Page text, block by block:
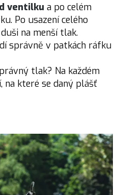
ventilku a po celém
Po usazení celého
na menší tlak.
správně v patkách ráfku
tlak? Na každém
na které se daný plášť